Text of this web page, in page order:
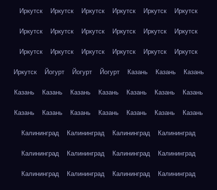
Иркутск Иркутск Иркутск Иркутск Иркутск Иркутск
Иркутск Иркутск Иркутск Иркутск Иркутск Иркутск
Иркутск Иркутск Иркутск Иркутск Иркутск Иркутск
Иркутск Йогурт Йогурт Йогурт Казань Казань Казань
Казань Казань Казань Казань Казань Казань Казань
Казань Казань Казань Казань Казань Казань Казань
Калининград Калининград Калининград Калининград
Калининград Калининград Калининград Калининград
Калининград Калининград Калининград Калининград